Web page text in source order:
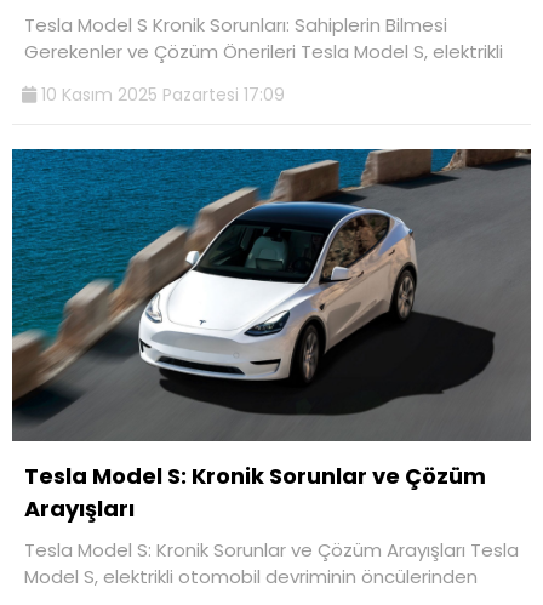
Tesla Model S Kronik Sorunları: Sahiplerin Bilmesi
Gerekenler ve Çözüm Önerileri Tesla Model S, elektrikli
10 Kasım 2025 Pazartesi 17:09
Tesla Model S: Kronik Sorunlar ve Çözüm
Arayışları
Tesla Model S: Kronik Sorunlar ve Çözüm Arayışları Tesla
Model S, elektrikli otomobil devriminin öncülerinden